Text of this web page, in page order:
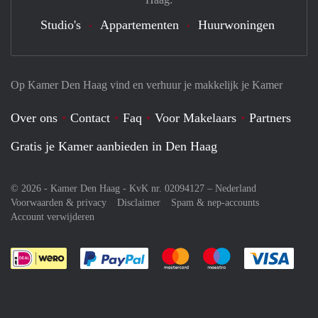
Op Kamer Den Haag vind en verhuur je makkelijk je Kamer
Over ons Contact Faq Voor Makelaars
Partners
Gratis je Kamer aanbieden in Den Haag
© 2026 - Kamer Den Haag - KvK nr. 02094127 – Nederland
Voorwaarden & privacy
Disclaimer
Spam & nep-accounts
Account verwijderen
Je rekent gemakkelijk af met Paypal
Je rekent gemakkelijk af met
Je rekent
Studio's Appartementen Huurwoningen